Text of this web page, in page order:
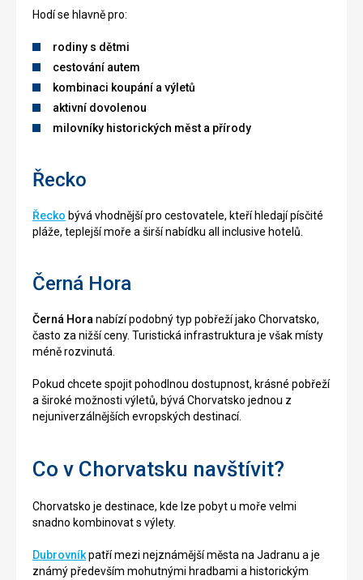
Hodí se hlavně pro:
rodiny s dětmi
cestování autem
kombinaci koupání a výletů
aktivní dovolenou
milovníky historických měst a přírody
Řecko
Řecko bývá vhodnější pro cestovatele, kteří hledají písčité
pláže, teplejší moře a širší nabídku all inclusive hotelů.
Černá Hora
Černá Hora nabízí podobný typ pobřeží jako Chorvatsko,
často za nižší ceny. Turistická infrastruktura je však místy
méně rozvinutá.
Pokud chcete spojit pohodlnou dostupnost, krásné pobřeží
a široké možnosti výletů, bývá Chorvatsko jednou z
nejuniverzálnějších evropských destinací.
Co v Chorvatsku navštívit?
Chorvatsko je destinace, kde lze pobyt u moře velmi
snadno kombinovat s výlety.
Dubrovníkpatří mezi nejznámější města na Jadranu a je
známý především mohutnými hradbami a historickým